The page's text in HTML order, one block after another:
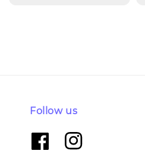
Follow us